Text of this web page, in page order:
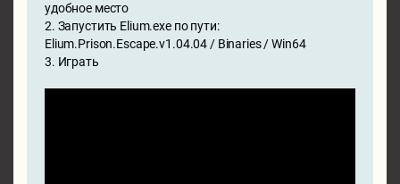
удобное место
2. Запустить Elium.exe по пути:
Elium.Prison.Escape.v1.04.04 / Binaries / Win64
3. Играть